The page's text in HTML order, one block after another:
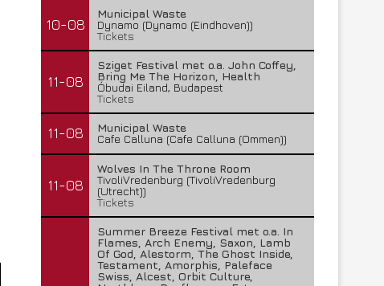
10-08
Municipal Waste
Dynamo (Dynamo (Eindhoven))
Tickets
11-08
Sziget Festival met o.a. John Coffey,
Bring Me The Horizon, Health
Óbudai Eiland, Budapest
Tickets
11-08
Municipal Waste
Cafe Calluna (Cafe Calluna (Ommen))
11-08
Wolves In The Throne Room
TivoliVredenburg (TivoliVredenburg
(Utrecht))
Tickets
Summer Breeze Festival met o.a. In
Flames, Arch Enemy, Saxon, Lamb
Of God, Alestorm, The Ghost Inside,
Testament, Amorphis, Paleface
Swiss, Alcest, Orbit Culture,